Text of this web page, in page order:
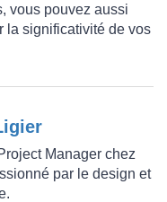
vous pouvez aussi
la significativité de vos
Manager chez
par le design et